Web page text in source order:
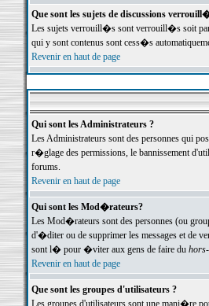
Que sont les sujets de discussions
Les sujets verrouill�s sont verrouill�s soit
qui y sont contenus sont cess�s
Revenir en haut de page
Qui sont les Administrateurs ?
Les Administrateurs sont des personnes qui
r�glage des permissions, le bannissement
forums.
Revenir en haut de page
Qui sont les Mod�rateurs?
Les Mod�rateurs sont des personnes (ou
d'�diter ou de supprimer les messages et
sont l� pour �viter aux gens de faire du
Revenir en haut de page
Que sont les groupes d'utilisateurs ?
Les groupes d'utilisateurs sont une mani�re